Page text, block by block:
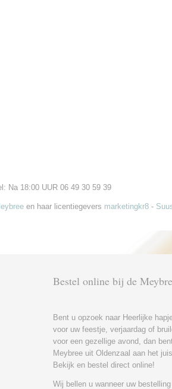
Na 18:00 UUR 06 49 30 59 39
en haar licentiegevers marketingkr8 -
Bestel online bij de
Bent u opzoek naar Heerlijke
voor uw feestje, verjaardag of
voor een gezellige avond, dan
Meybree uit Oldenzaal aan het
Bekijk en bestel direct online!
Wij bellen u wanneer uw